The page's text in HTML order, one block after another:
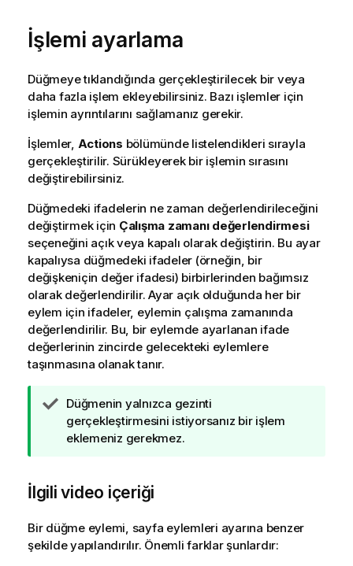
İşlemi ayarlama
Düğmeye tıklandığında gerçekleştirilecek bir veya
daha fazla işlem ekleyebilirsiniz. Bazı işlemler için
işlemin ayrıntılarını sağlamanız gerekir.
İşlemler, Actions bölümünde listelendikleri sırayla
gerçekleştirilir. Sürükleyerek bir işlemin sırasını
değiştirebilirsiniz.
Düğmedeki ifadelerin ne zaman değerlendirileceğini
değiştirmek için Çalışma zamanı değerlendirmesi
seçeneğini açık veya kapalı olarak değiştirin. Bu ayar
kapalıysa düğmedeki ifadeler (örneğin, bir
değişkeniçin değer ifadesi) birbirlerinden bağımsız
olarak değerlendirilir. Ayar açık olduğunda her bir
eylem için ifadeler, eylemin çalışma zamanında
değerlendirilir. Bu, bir eylemde ayarlanan ifade
değerlerinin zincirde gelecekteki eylemlere
taşınmasına olanak tanır.
İ
p
u
n
t
u
Düğmenin yalnızca gezinti
gerçekleştirmesini istiyorsanız bir işlem
eklemeniz gerekmez.
İlgili video içeriği
Bir düğme eylemi, sayfa eylemleri ayarına benzer
şekilde yapılandırılır. Önemli farklar şunlardır: